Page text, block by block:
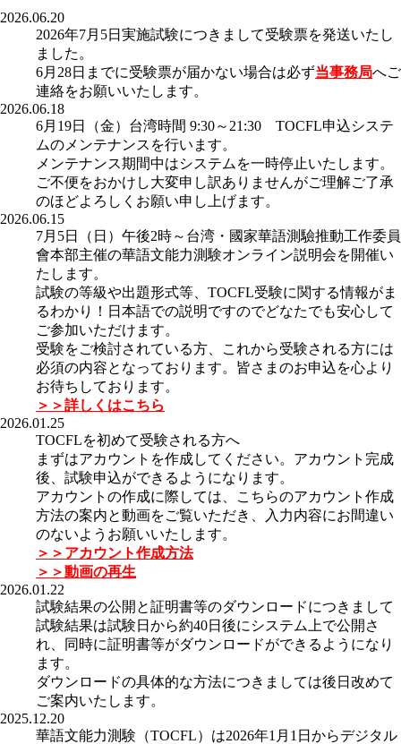
2026.06.20
2026年7月5日実施試験につきまして受験票を発送いたし
ました。
6月28日までに受験票が届かない場合は必ず当事務局へご
連絡をお願いいたします。
2026.06.18
6月19日（金）台湾時間 9:30～21:30 TOCFL申込システ
ムのメンテナンスを行います。
メンテナンス期間中はシステムを一時停止いたします。
ご不便をおかけし大変申し訳ありませんがご理解ご了承
のほどよろしくお願い申し上げます。
2026.06.15
7月5日（日）午後2時～台湾・國家華語測驗推動工作委員
會本部主催の華語文能力測験オンライン説明会を開催い
たします。
試験の等級や出題形式等、TOCFL受験に関する情報がま
るわかり！日本語での説明ですのでどなたでも安心して
ご参加いただけます。
受験をご検討されている方、これから受験される方には
必須の内容となっております。皆さまのお申込を心より
お待ちしております。
＞＞詳しくはこちら
2026.01.25
TOCFLを初めて受験される方へ
まずはアカウントを作成してください。アカウント完成
後、試験申込ができるようになります。
アカウントの作成に際しては、こちらのアカウント作成
方法の案内と動画をご覧いただき、入力内容にお間違い
のないようお願いいたします。
＞＞アカウント作成方法
＞＞動画の再生
2026.01.22
試験結果の公開と証明書等のダウンロードにつきまして
試験結果は試験日から約40日後にシステム上で公開さ
れ、同時に証明書等がダウンロードができるようになり
ます。
ダウンロードの具体的な方法につきましては後日改めて
ご案内いたします。
2025.12.20
華語文能力測験（TOCFL）は2026年1月1日からデジタル